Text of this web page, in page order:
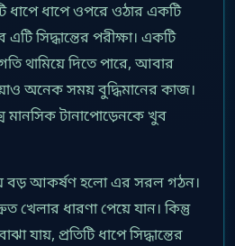
ধাপে ধাপে ওপরে ওঠার একটি
সিদ্ধান্তের পরীক্ষা। একটি
থামিয়ে দিতে পারে, আবার
অনেক সময় বুদ্ধিমানের কাজ।
মানসিক টানাপোড়েনকে খুব
বড় আকর্ষণ হলো এর সরল গঠন।
খেলার ধারণা পেয়ে যান। কিন্তু
যায়, প্রতিটি ধাপে সিদ্ধান্তের